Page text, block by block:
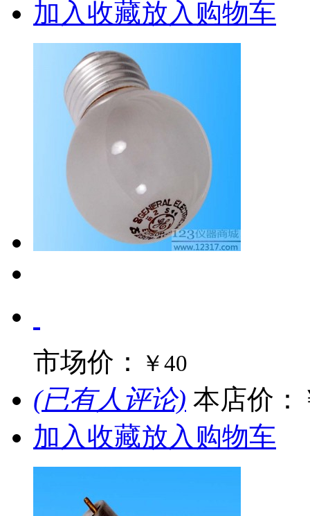
加入收藏放入购物车
市场价： ￥40
(已有人评论) 本店价：
加入收藏放入购物车